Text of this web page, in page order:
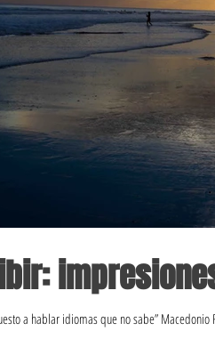
a hablar idiomas que no sabe” Macedonio